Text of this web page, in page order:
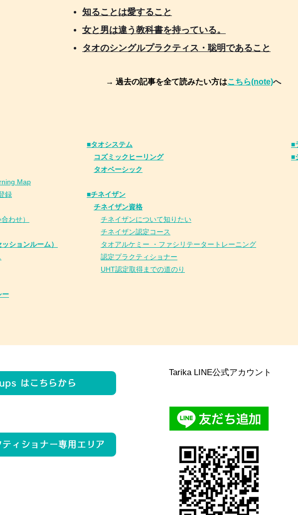
知ることは愛すること
女と男は違う教科書を持っている。
タオのシングルプラクティス・聡明であること
→ 過去の記事を全て読みたい方はこちら(note)へ
Map
録
わせ）
ションルーム）
ー
■タオシステム
コズミックヒーリング
タオベーシック
■チネイザン
チネイザン資格
チネイザンについて知りたい
チネイザン認定コース
タオアルケミー ・ファシリテータートレーニング
認定プラクティショナー
UHT認定取得までの道のり
■
■
はこちらから
ィショナー専用エリア
Tarika LINE公式アカウント